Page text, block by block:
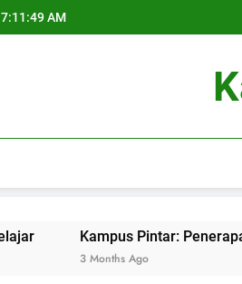
7:11:49 AM
Kampus Pintar: Penerapan IT
3 Months Ago